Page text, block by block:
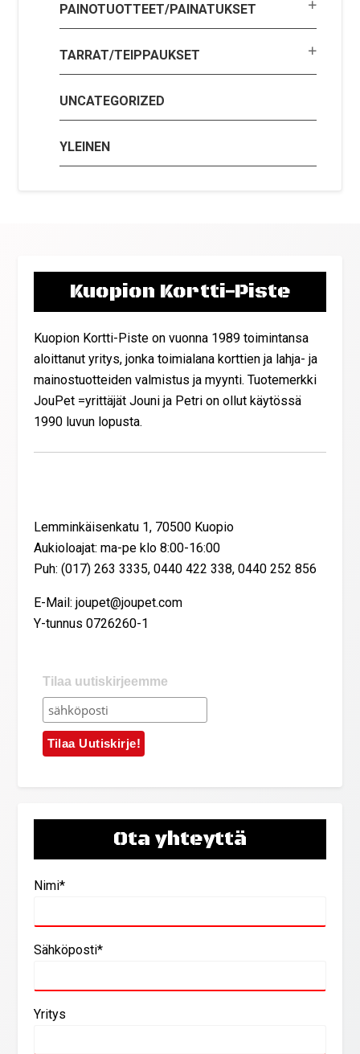
PAINOTUOTTEET/PAINATUKSET
TARRAT/TEIPPAUKSET
UNCATEGORIZED
YLEINEN
Kuopion Kortti-Piste
Kuopion Kortti-Piste on vuonna 1989 toimintansa
aloittanut yritys, jonka toimialana korttien ja lahja- ja
mainostuotteiden valmistus ja myynti. Tuotemerkki
JouPet =yrittäjät Jouni ja Petri on ollut käytössä
1990 luvun lopusta.
Lemminkäisenkatu 1, 70500 Kuopio
Aukioloajat: ma-pe klo 8:00-16:00
Puh: (017) 263 3335, 0440 422 338, 0440 252 856
E-Mail: joupet@joupet.com
Y-tunnus 0726260-1
Tilaa uutiskirjeemme
Ota yhteyttä
Nimi*
Sähköposti*
Yritys